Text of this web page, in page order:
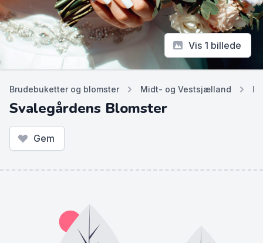
Vis 1 billede
Brudebuketter og blomster Midt- og Vestsjælland
Svalegårdens Blomster
Gem